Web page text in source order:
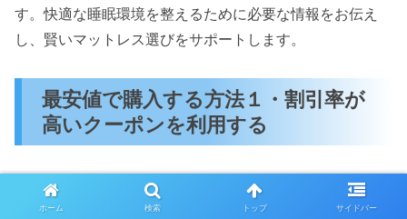
す。快適な睡眠環境を整えるために必要な情報をお伝え
し、賢いマットレス選びをサポートします。
最安値で購入する方法１・割引率が
高いクーポンを利用する
ネルマットレスを最安値で手に入れるための方法の一つ
ホーム 検索 トップ サイドバー